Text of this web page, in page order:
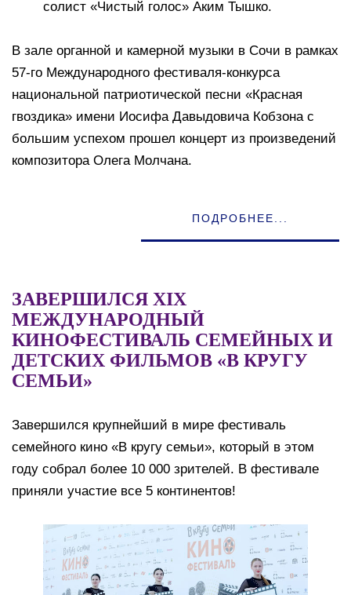
солист «Чистый голос» Аким Тышко.
В зале органной и камерной музыки в Сочи в рамках
57-го Международного фестиваля-конкурса
национальной патриотической песни «Красная
гвоздика» имени Иосифа Давыдовича Кобзона с
большим успехом прошел концерт из произведений
композитора Олега Молчана.
ПОДРОБНЕЕ...
ЗАВЕРШИЛСЯ ХIХ
МЕЖДУНАРОДНЫЙ
КИНОФЕСТИВАЛЬ СЕМЕЙНЫХ И
ДЕТСКИХ ФИЛЬМОВ «В КРУГУ
СЕМЬИ»
Завершился крупнейший в мире фестиваль
семейного кино «В кругу семьи», который в этом
году собрал более 10 000 зрителей. В фестивале
приняли участие все 5 континентов!